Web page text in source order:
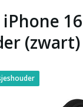
iPhone
(zwart)